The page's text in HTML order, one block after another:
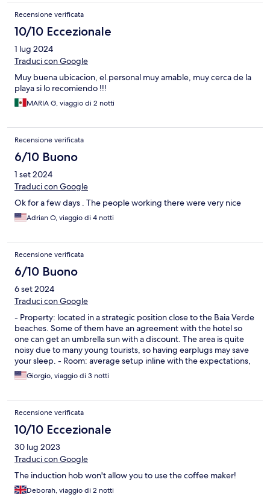
Recensione verificata
10/10 Eccezionale
1 lug 2024
Traduci con Google
Muy buena ubicacion, el.personal muy amable, muy cerca de la
playa si lo recomiendo !!!
MARIA G, viaggio di 2 notti
Recensione verificata
6/10 Buono
1 set 2024
Traduci con Google
Ok for a few days . The people working there were very nice
Adrian O, viaggio di 4 notti
Recensione verificata
6/10 Buono
6 set 2024
Traduci con Google
- Property: located in a strategic position close to the Baia Verde
beaches. Some of them have an agreement with the hotel so
one can get an umbrella sun with a discount. The area is quite
noisy due to many young tourists, so having earplugs may save
your sleep. - Room: average setup inline with the expectations,
but with a very small bathroom which seemed to be stuck in the
1980s and with very few amenities. - Staff: super helpful and
because of them.
Giorgio, viaggio di 3 notti
Recensione verificata
10/10 Eccezionale
30 lug 2023
Traduci con Google
The induction hob won't allow you to use the coffee maker!
Deborah, viaggio di 2 notti